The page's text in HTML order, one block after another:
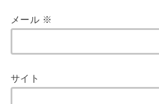
メール ※
サイト